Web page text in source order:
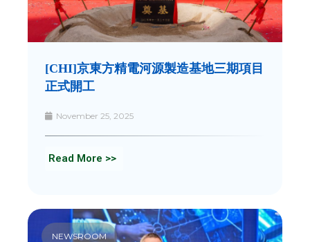
[CHI]京東方精電河源製造基地三期項目
正式開工
November 25, 2025
Read More >>
NEWSROOM